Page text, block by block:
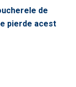
de
pierde acest